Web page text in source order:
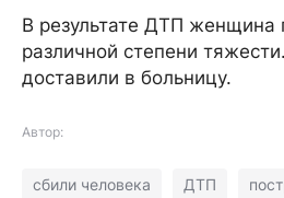
В результате ДТП женщина
различной степени
доставили в больницу.
Автор:
сбили человека ДТП